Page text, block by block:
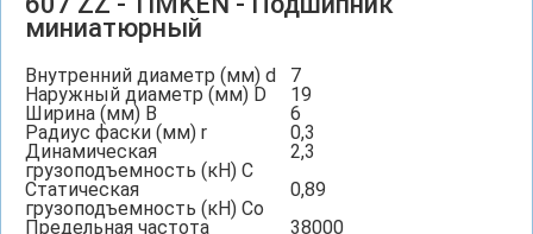
миниатюрный
Внутренний диаметр (мм) d
7
Наружный диаметр (мм) D
19
Ширина (мм) B
6
Радиус фаски (мм) r
0,3
Динамическая
грузоподъемность (кН) C
2,3
Статическая
грузоподъемность (кН) Co
0,89
Предельная частота
38000